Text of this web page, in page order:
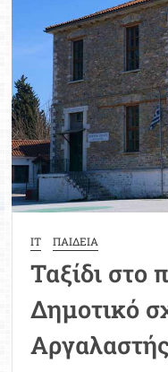
Ρωμανού
Λήμνου
IT ΠΑΙΔΕΙΑ
Ταξίδι στο
Δημοτικό